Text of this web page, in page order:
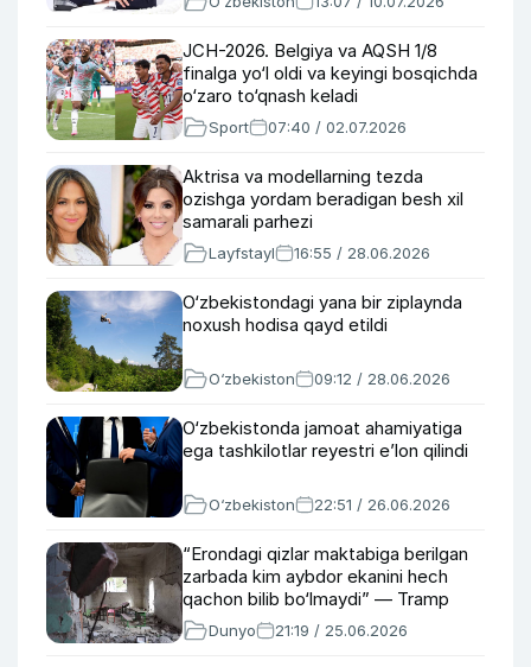
JCH-2026. Belgiya va AQSH 1/8
finalga yo‘l oldi va keyingi bosqichda
o‘zaro to‘qnash keladi
Sport 07:40 / 02.07.2026
Aktrisa va modellarning tezda
ozishga yordam beradigan besh xil
samarali parhezi
Layfstayl 16:55 / 28.06.2026
O‘zbekistondagi yana bir ziplaynda
noxush hodisa qayd etildi
O‘zbekiston 09:12 / 28.06.2026
O‘zbekistonda jamoat ahamiyatiga
ega tashkilotlar reyestri e’lon qilindi
O‘zbekiston 22:51 / 26.06.2026
“Erondagi qizlar maktabiga berilgan
zarbada kim aybdor ekanini hech
qachon bilib bo‘lmaydi” — Tramp
Dunyo 21:19 / 25.06.2026